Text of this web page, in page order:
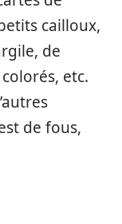
cailloux,
de
etc.
de fous,